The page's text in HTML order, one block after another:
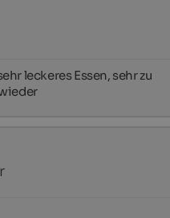
leckeres Essen, sehr zu